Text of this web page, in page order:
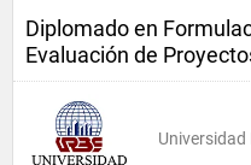
Diplomado en
Evaluación de
Universidad